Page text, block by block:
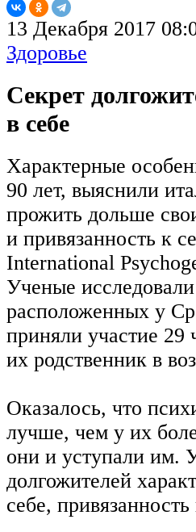
13 Декабря 2017
Здоровье
Секрет
в себе
Характерные
90 лет, выяснили
прожить дольше
и привязанность к
International
Ученые
расположенных у
приняли участие 29
их родственник в
Оказалось, что
лучше, чем у их
они и уступали им.
долгожителей
себе,